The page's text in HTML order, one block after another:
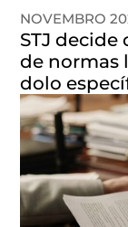
NOVEMBRO
STJ
de normas
dolo